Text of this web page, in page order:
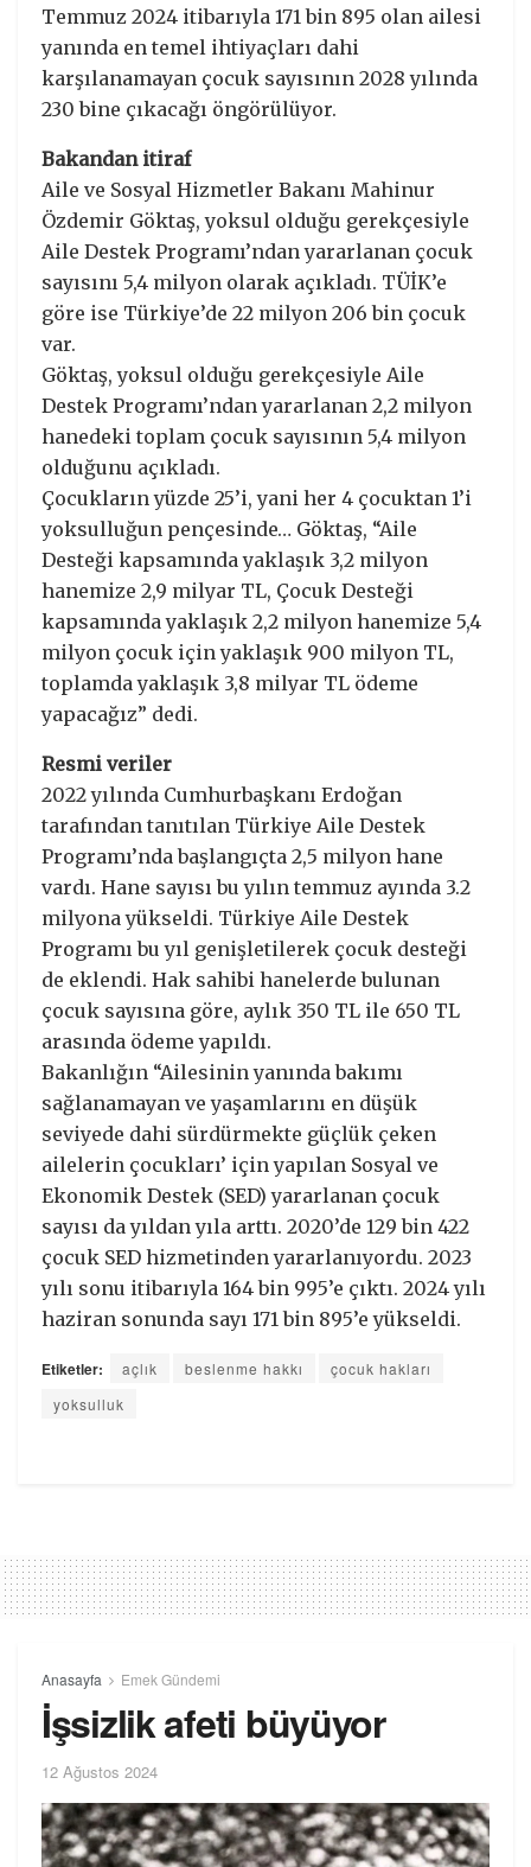
Temmuz 2024 itibarıyla 171 bin 895 olan ailesi
yanında en temel ihtiyaçları dahi
karşılanamayan çocuk sayısının 2028 yılında
230 bine çıkacağı öngörülüyor.
Bakandan itiraf
Aile ve Sosyal Hizmetler Bakanı Mahinur
Özdemir Göktaş, yoksul olduğu gerekçesiyle
Aile Destek Programı’ndan yararlanan çocuk
sayısını 5,4 milyon olarak açıkladı. TÜİK’e
göre ise Türkiye’de 22 milyon 206 bin çocuk
var.
Göktaş, yoksul olduğu gerekçesiyle Aile
Destek Programı’ndan yararlanan 2,2 milyon
hanedeki toplam çocuk sayısının 5,4 milyon
olduğunu açıkladı.
Çocukların yüzde 25’i, yani her 4 çocuktan 1’i
yoksulluğun pençesinde… Göktaş, “Aile
Desteği kapsamında yaklaşık 3,2 milyon
hanemize 2,9 milyar TL, Çocuk Desteği
kapsamında yaklaşık 2,2 milyon hanemize 5,4
milyon çocuk için yaklaşık 900 milyon TL,
toplamda yaklaşık 3,8 milyar TL ödeme
yapacağız” dedi.
Resmi veriler
2022 yılında Cumhurbaşkanı Erdoğan
tarafından tanıtılan Türkiye Aile Destek
Programı’nda başlangıçta 2,5 milyon hane
vardı. Hane sayısı bu yılın temmuz ayında 3.2
milyona yükseldi. Türkiye Aile Destek
Programı bu yıl genişletilerek çocuk desteği
de eklendi. Hak sahibi hanelerde bulunan
çocuk sayısına göre, aylık 350 TL ile 650 TL
arasında ödeme yapıldı.
Bakanlığın “Ailesinin yanında bakımı
sağlanamayan ve yaşamlarını en düşük
seviyede dahi sürdürmekte güçlük çeken
ailelerin çocukları’ için yapılan Sosyal ve
Ekonomik Destek (SED) yararlanan çocuk
sayısı da yıldan yıla arttı. 2020’de 129 bin 422
çocuk SED hizmetinden yararlanıyordu. 2023
yılı sonu itibarıyla 164 bin 995’e çıktı. 2024 yılı
haziran sonunda sayı 171 bin 895’e yükseldi.
Etiketler: açlık beslenme hakkı
çocuk hakları
yoksulluk
Anasayfa Emek Gündemi
İşsizlik afeti büyüyor
12 Ağustos 2024